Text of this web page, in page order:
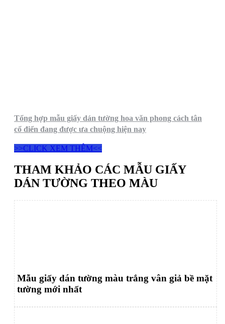
Tổng hợp mẫu giấy dán tường hoa văn phong cách tân
cổ điển đang được ưa chuộng hiện nay
>>CLICK XEM THÊM<<
THAM KHẢO CÁC MẪU GIẤY
DÁN TƯỜNG THEO MÀU
Mẫu giấy dán tường màu trắng vân giả bề mặt
tường mới nhất